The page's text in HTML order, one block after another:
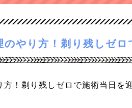
やり方！剃り残しゼロ
方！剃り残しゼロで施術当日を